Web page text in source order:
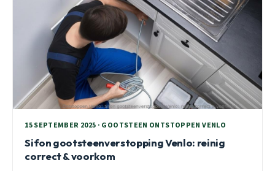
15 SEPTEMBER 2025 · GOOTSTEEN ONTSTOPPEN VENLO
Sifon gootsteenverstopping Venlo: reinig
correct & voorkom